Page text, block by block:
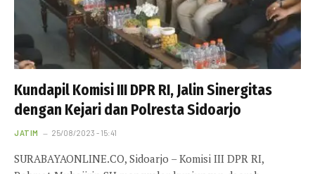
Kundapil Komisi III DPR RI, Jalin Sinergitas
dengan Kejari dan Polresta Sidoarjo
JATIM 25/08/2023 - 15:41
SURABAYAONLINE.CO, Sidoarjo – Komisi III DPR RI,